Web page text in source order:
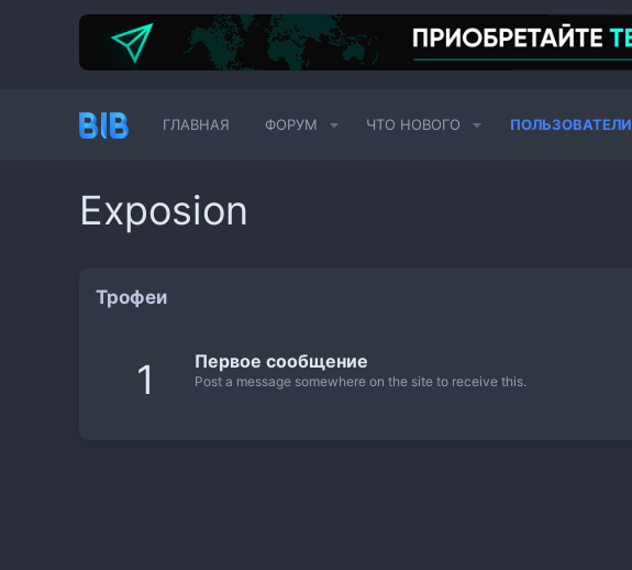
ГЛАВНАЯ ФОРУМ ЧТО НОВОГО ПОЛЬЗОВАТЕЛИ
Exposion
Трофеи
1 Первое сообщение
Post a message somewhere on the site to receive this.